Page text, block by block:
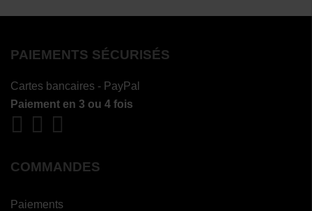
PAIEMENTS SÉCURISÉS
Cartes bancaires - PayPal
Paiement en 3 ou 4 fois
COMMANDES
Paiements